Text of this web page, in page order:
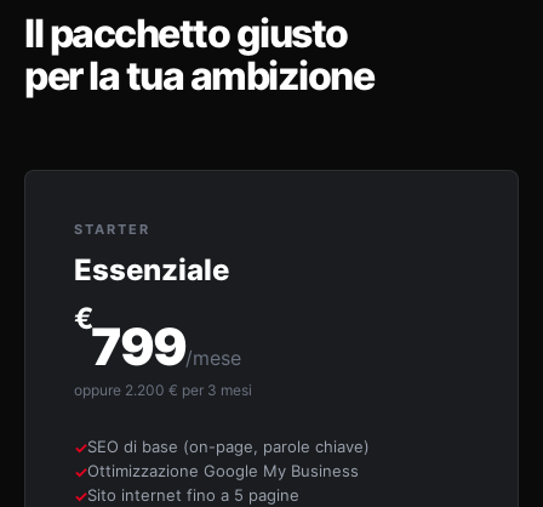
Il pacchetto giusto
per la tua ambizione
STARTER
Essenziale
€799/mese
oppure 2.200 € per 3 mesi
SEO di base (on-page, parole chiave)
Ottimizzazione Google My Business
Sito internet fino a 5 pagine